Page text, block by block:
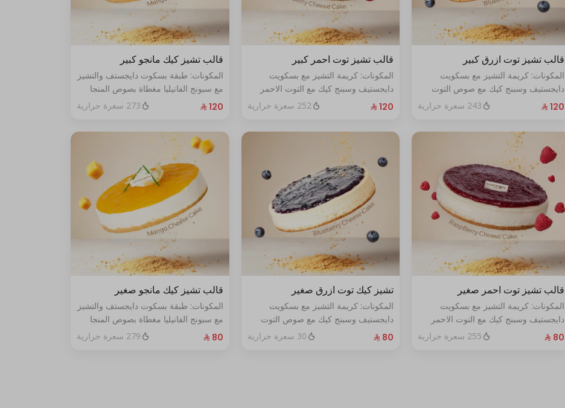
قالب تشيز توت ازرق كبير
المكونات: كريمة التشيز مع بسكويت
دايجستيف وسبنج كيك مع صوص التوت
الأزرق الطازج الحجم:كبير يكفي١٢شخص
243 سعرة حرارية
قالب تشيز توت احمر كبير
المكونات: كريمة التشيز مع بسكويت
دايجستيف وسبنج كيك مع التوت الاحمر
الطازج الحجم:كبير يكفي١٢شخص
252 سعرة حرارية
قالب تشيز كيك مانجو كبير
المكونات: طبقة بسكوت دايجستف والتشيز
مع سبونج الفانيليا مغطاة بصوص المنجا
الحجم: كبير يكفي ١٢ اشخاص
273 سعرة حرارية
قالب تشيز توت احمر صغير
المكونات: كريمة التشيز مع بسكويت
دايجستيف وسبنج كيك مع التوت الاحمر
الطازج الحجم:صغير يكفي٧شخص
255 سعرة حرارية
تشيز كيك توت ازرق صغير
المكونات: كريمة التشيز مع بسكويت
دايجستيف وسبنج كيك مع صوص التوت
الأزرق الطازج الحجم:صغير يكفي٧شخص
30 سعرة حرارية
قالب تشيز كيك مانجو صغير
المكونات: طبقة بسكوت دايجستف والتشيز
مع سبونج الفانيليا مغطاة بصوص المنجا
الحجم: صغير يكفي ٧ اشخاص
279 سعرة حرارية